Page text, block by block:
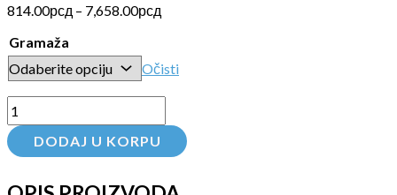
814.00рсд – 7,658.00рсд
Gramaža
Očisti
DODAJ U KORPU